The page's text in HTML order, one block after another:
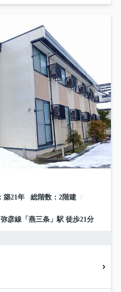
築21年 総階数
2階建
弥彦線 「 燕三条 」駅 徒歩21分